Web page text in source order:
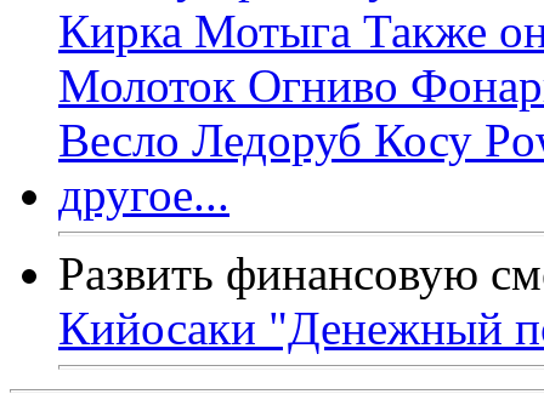
Развить финансовую
Кийосаки "Денежный